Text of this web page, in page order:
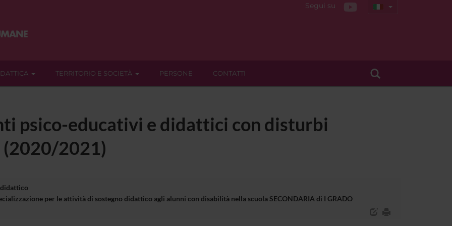
Segui su
TERRITORIO E SOCIETÀ PERSONE CONTATTI
psico-educativi e didattici con disturbi
2021)
per le attività di sostegno didattico agli alunni con disabilità nella scuola SECONDARIA di I GRADO